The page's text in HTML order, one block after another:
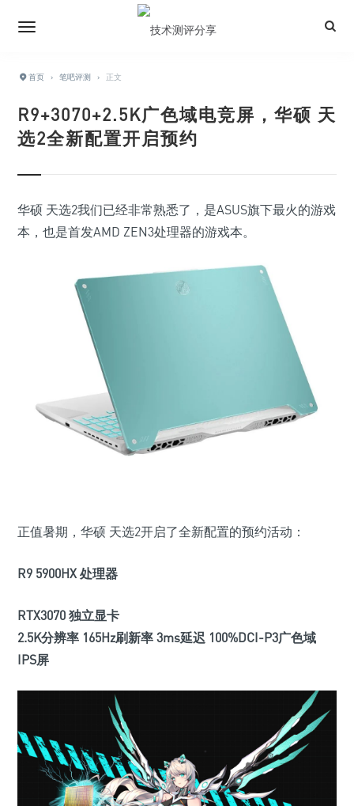
首页 › 笔吧评测 › 正文
R9+3070+2.5K广色域电竞屏，华硕 天
选2全新配置开启预约
华硕 天选2我们已经非常熟悉了，是ASUS旗下最火的游戏
本，也是首发AMD ZEN3处理器的游戏本。
正值暑期，华硕 天选2开启了全新配置的预约活动：
R9 5900HX 处理器
RTX3070 独立显卡
2.5K分辨率 165Hz刷新率 3ms延迟 100%DCI-P3广色域
IPS屏